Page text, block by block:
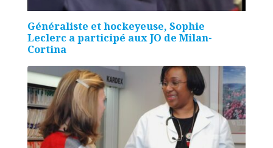
Généraliste et hockeyeuse, Sophie
Leclerc a participé aux JO de Milan-
Cortina